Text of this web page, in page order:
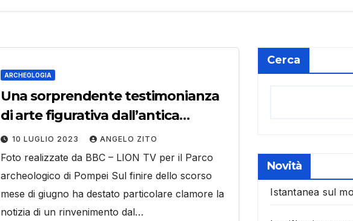
ARCHEOLOGIA
Una sorprendente testimonianza
di arte figurativa dall’antica
Pompei
10 LUGLIO 2023 ANGELO ZITO
Foto realizzate da BBC – LION TV per il Parco
archeologico di Pompei Sul finire dello scorso
mese di giugno ha destato particolare clamore la
notizia di un rinvenimento dal…
Cerca
Novità
Istantanea sul